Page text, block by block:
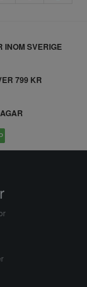
INOM SVERIGE
799 KR